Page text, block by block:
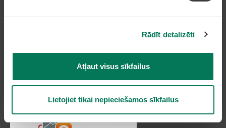
Rādīt detalizēti
Atļaut visus sīkfailus
Lietojiet tikai nepieciešamos sīkfailus